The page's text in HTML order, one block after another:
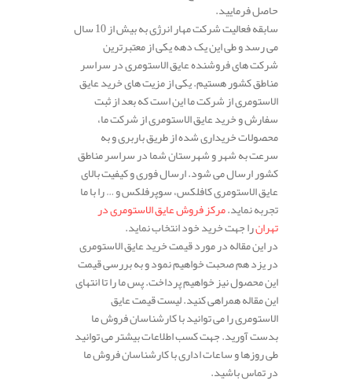
حاصل فرمایید.
سابقه فعالیت شرکت مهار انرژی به بیش از 10 سال
می رسد و طی این یک دهه یکی از معتبرترین
شرکت های فروشنده عایق الاستومری در سراسر
مناطق کشور هستیم. یکی از مزیت های خرید عایق
الاستومری از شرکت ما این است که بعد از ثبت
سفارش و خرید عایق الاستومری از شرکت ما،
محصولات خریداری شده از طریق باربری و به
سرعت به شهر و شهرستان شما در سراسر مناطق
کشور ارسال می شود. ارسال فوری و کیفیت بالای
عایق الاستومری کافلکس، سوپرفلکس و … را با ما
تجربه نماید.مرکز فروش عایق الاستومری در
تهرانرا جهت خرید خود انتخاب نماید.
در این مقاله در مورد قیمت خرید عایق الاستومری
در یزد هم صحبت خواهیم نمود و به بررسی قیمت
این محصول نیز خواهیم پرداخت. پس ما را تا انتهای
این مقاله همراهی کنید. لیست قیمت عایق
الاستومری را می توانید با کارشناسان فروش ما
بدست آورید. جهت کسب اطلاعات بیشتر می توانید
طی روزها و ساعات اداری با کارشناسان فروش ما
در تماس باشید.